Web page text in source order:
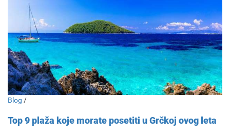
Blog /
Top 9 plaža koje morate posetiti u Grčkoj ovog leta